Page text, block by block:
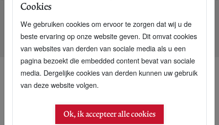
Nieuwsarchief
P+: Zwarte cijfers bij duurzame MKB-bedrijven
Cookies
We gebruiken cookies om ervoor te zorgen dat wij u de
beste ervaring op onze website geven. Dit omvat cookies
van websites van derden van sociale media als u een
pagina bezoekt die embedded content bevat van sociale
media. Dergelijke cookies van derden kunnen uw gebruik
van deze website volgen.
Ok, ik accepteer alle cookies